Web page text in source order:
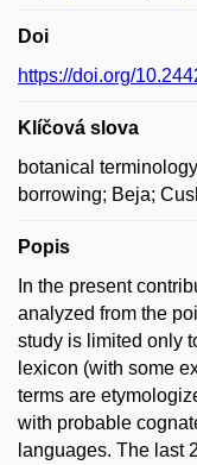
Doi
https://doi.org/
Klíčová slova
botanical
borrowing; Beja;
Popis
In the present
analyzed from the
study is limited only
lexicon (with some
terms are
with probable
languages. The last